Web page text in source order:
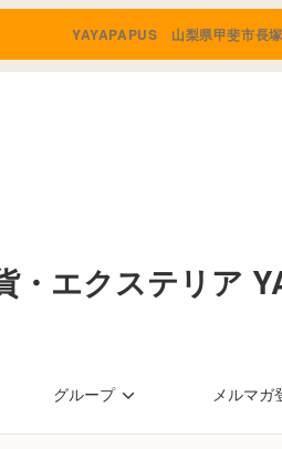
YAYAPAPUS 山梨県甲斐市長
・エクステリア
グループ メルマガ